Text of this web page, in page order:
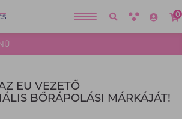
0
EU VEZETŐ
BŐRÁPOLÁSI MÁRKÁJÁT!